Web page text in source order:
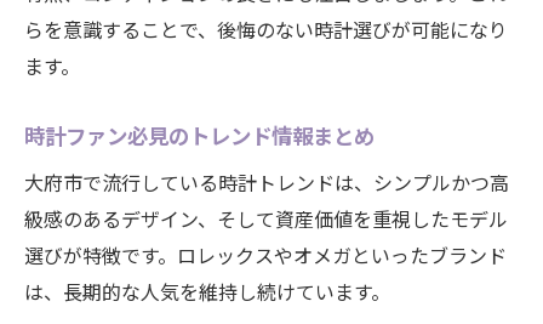
らを意識することで、後悔のない時計選びが可能になり
ます。
時計ファン必見のトレンド情報まとめ
大府市で流行している時計トレンドは、シンプルかつ高
級感のあるデザイン、そして資産価値を重視したモデル
選びが特徴です。ロレックスやオメガといったブランド
は、長期的な人気を維持し続けています。